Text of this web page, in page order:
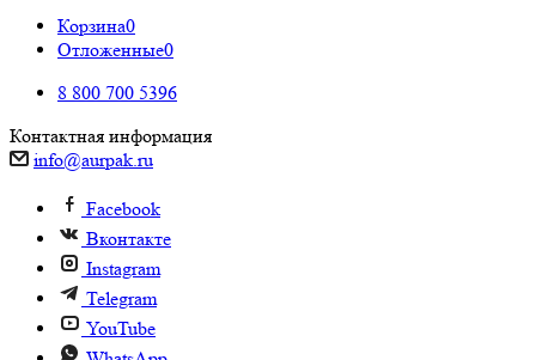
Корзина0
Отложенные0
8 800 700 5396
Контактная информация
info@aurpak.ru
Facebook
Вконтакте
Instagram
Telegram
YouTube